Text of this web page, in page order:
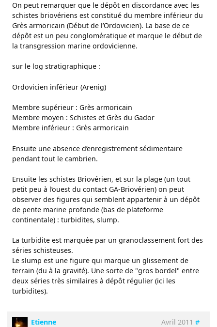
On peut remarquer que le dépôt en discordance avec les
schistes briovériens est constitué du membre inférieur du
Grès armoricain (Début de l’Ordovicien). La base de ce
dépôt est un peu conglomératique et marque le début de
la transgression marine ordovicienne.
sur le log stratigraphique :
Ordovicien inférieur (Arenig)
Membre supérieur : Grès armoricain
Membre moyen : Schistes et Grès du Gador
Membre inférieur : Grès armoricain
Ensuite une absence d’enregistrement sédimentaire
pendant tout le cambrien.
Ensuite les schistes Briovérien, et sur la plage (un tout
petit peu à l’ouest du contact GA-Briovérien) on peut
observer des figures qui semblent appartenir à un dépôt
de pente marine profonde (bas de plateforme
continentale) : turbidites, slump.
La turbidite est marquée par un granoclassement fort des
séries schisteuses.
Le slump est une figure qui marque un glissement de
terrain (du à la gravité). Une sorte de "gros bordel" entre
deux séries très similaires à dépôt régulier (ici les
turbidites).
Etienne Avril 2011 #